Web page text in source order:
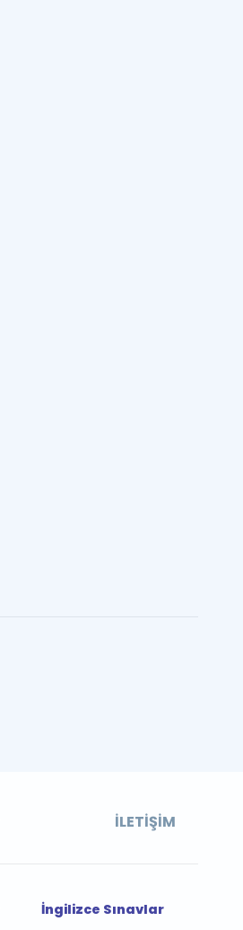
İLETIŞIM
İngilizce Sınavlar